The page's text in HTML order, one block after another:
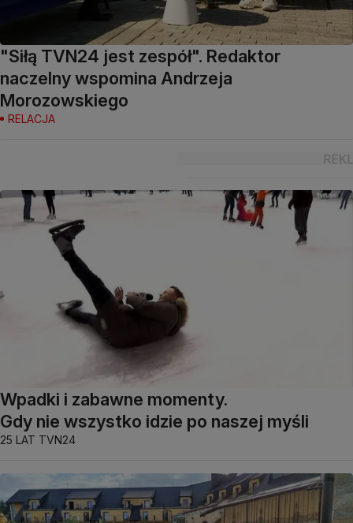
"Siłą TVN24 jest zespół". Redaktor
naczelny wspomina Andrzeja
Morozowskiego
RELACJA
Wpadki i zabawne momenty.
Gdy nie wszystko idzie po naszej myśli
25 LAT TVN24